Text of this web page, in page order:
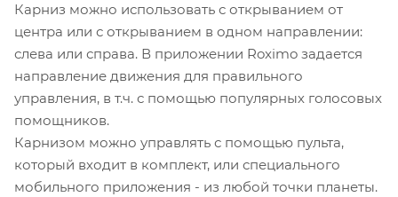
Карниз можно использовать с открыванием от
центра или с открыванием в одном направлении:
слева или справа. В приложении Roximo задается
направление движения для правильного
управления, в т.ч. с помощью популярных голосовых
помощников.
Карнизом можно управлять с помощью пульта,
который входит в комплект, или специального
мобильного приложения - из любой точки планеты.